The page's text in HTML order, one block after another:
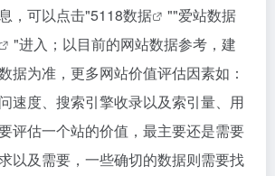
，可以点击"5118数据 ""爱站数据
"进入；以目前的网站数据参考，建
据为准，更多网站价值评估因素如：
速度、搜索引擎收录以及索引量、用
评估一个站的价值，最主要还是需要
以及需要，一些确切的数据则需要找